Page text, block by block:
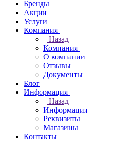
Бренды
Акции
Услуги
Компания
Назад
Компания
О компании
Отзывы
Документы
Блог
Информация
Назад
Информация
Реквизиты
Магазины
Контакты